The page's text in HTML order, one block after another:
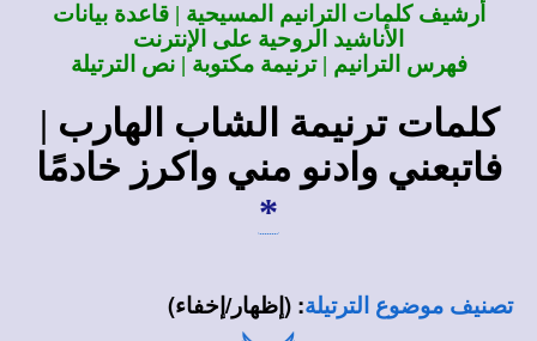
أرشيف كلمات الترانيم المسيحية | قاعدة بيانات
الأناشيد الروحية على الإنترنت
فهرس الترانيم | ترنيمة مكتوبة | نص الترتيلة
كلمات ترنيمة الشاب الهارب |
فاتبعني وادنو مني واكرز خادمًا
*
تصنيف موضوع الترتيلة: (إظهار/إخفاء)